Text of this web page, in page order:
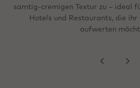
oder die Herstellung von Ganaches
Kuvertüren sind für perfekten
optimale
individuelle Charakter jeder
Geschmacksprofile, die von
hin zu einer intensiven, fein
samtig-cremigen Textur zu – ideal
Hotels und Restaurants, die
aufwerten
schichten Sie sie in Dessertgläsern
als Bestandteil von
Dessertkreationen auf
Muffins, Kuchen und Feingebäck
Schokoladengeschmack, eine
zuverlässige